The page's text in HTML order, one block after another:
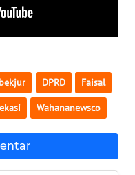
DPRD Faisal
Wahananewsco